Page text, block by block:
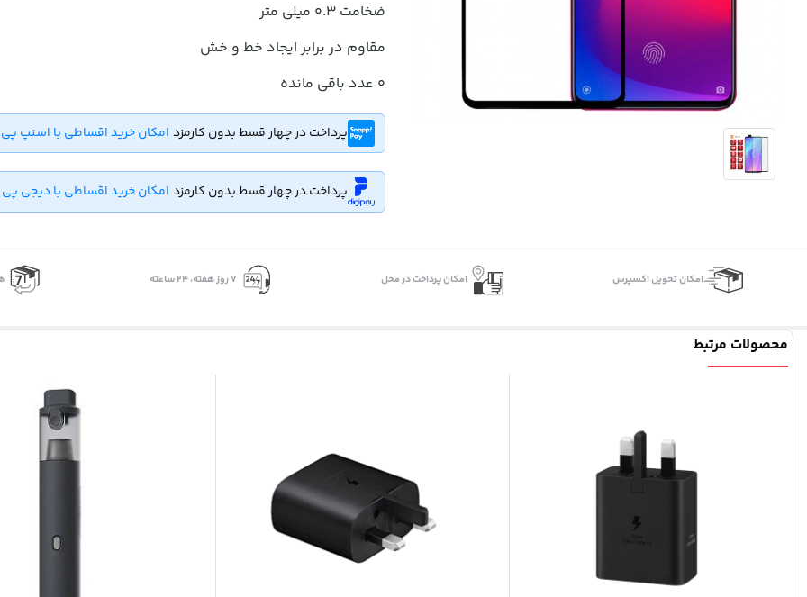
ضخامت 0.3 میلی متر
مقاوم در برابر ایجاد خط و خش
0 عدد باقی مانده
پرداخت در چهار قسط بدون کارمزد امکان خرید اقساطی با اسنپ پی
پرداخت در چهار قسط بدون کارمزد امکان خرید اقساطی با دیجی پی
اﻣﮑﺎن ﺗﺤﻮﯾﻞ اﮐﺴﭙﺮس امکان پرداخت در محل ۷ روز ﻫﻔﺘﻪ، ۲۴ ﺳﺎﻋﺘﻪ
محصولات مرتبط